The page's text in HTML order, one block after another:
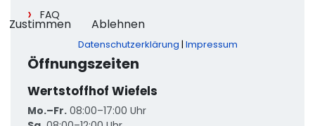
FAQ
Öffnungszeiten
Wertstoffhof Wiefels
Mo.–Fr. 08:00–17:00 Uhr
Zustimmen Ablehnen
Datenschutzerklärung | Impressum